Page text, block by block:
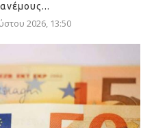
2026, 13:50